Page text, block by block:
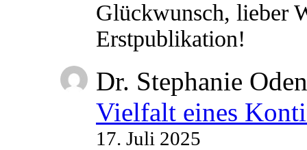
Glückwunsch, lieber
Erstpublikation!
Dr. Stephanie
Vielfalt eines
17. Juli 2025